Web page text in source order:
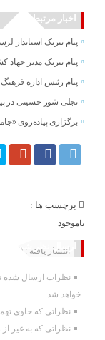
اخبار مرتبط
پیام تبریک استاندار
پیام تبریک مدیر جهاد
پیام رئیس اداره
تجلی شور حسینی در
برگزاری پیاده‌روی
برچسب ها :
ناموجود
ارسال نظر شما
انتشار یافته : 0
نظرات ارسال شده
خواهد شد.
نظراتی که حاوی
نظراتی که به غیر